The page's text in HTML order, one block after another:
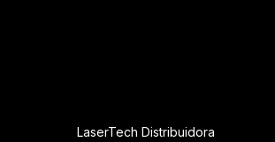
LaserTech Distribuidora